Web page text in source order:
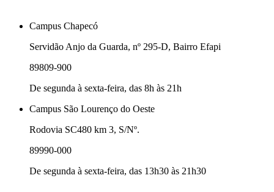
Campus Chapecó
Servidão Anjo da Guarda, nº 295-D, Bairro Efapi
89809-900
De segunda à sexta-feira, das 8h às 21h
Campus São Lourenço do Oeste
Rodovia SC480 km 3, S/Nº.
89990-000
De segunda à sexta-feira, das 13h30 às 21h30